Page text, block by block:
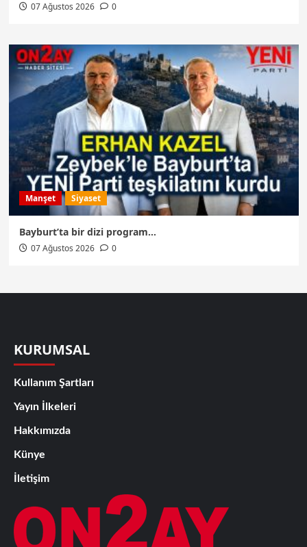
07 Ağustos 2026 0
Manşet Siyaset
Bayburt’ta bir dizi program…
07 Ağustos 2026 0
KURUMSAL
Kullanım Şartları
Yayın İlkeleri
Hakkımızda
Künye
İletişim